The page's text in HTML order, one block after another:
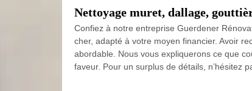
Nettoyage muret, dallage,
Confiez à notre entreprise Guerdener
cher, adapté à votre moyen financier. Avoir
abordable. Nous vous expliquerons ce que
faveur. Pour un surplus de détails, n’hésitez